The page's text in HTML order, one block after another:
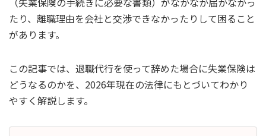
たり、離職理由を会社と交渉できなかったりして困ること
があります。
この記事では、退職代行を使って辞めた場合に失業保険は
どうなるのかを、2026年現在の法律にもとづいてわかり
やすく解説します。